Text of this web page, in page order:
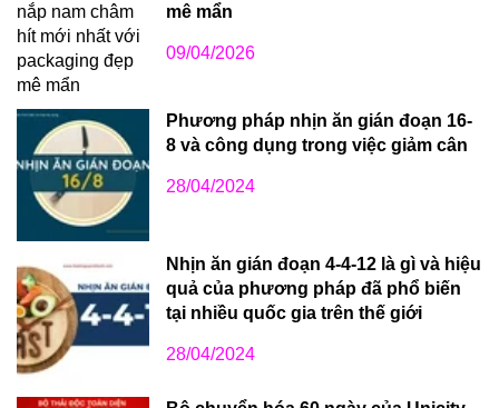
mê mẩn
09/04/2026
Phương pháp nhịn ăn gián đoạn 16-
8 và công dụng trong việc giảm cân
28/04/2024
Nhịn ăn gián đoạn 4-4-12 là gì và hiệu
quả của phương pháp đã phổ biến
tại nhiều quốc gia trên thế giới
28/04/2024